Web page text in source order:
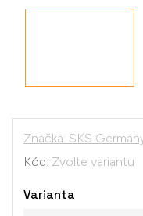
Značka: SKS
Kód: Zvolte variantu
Varianta